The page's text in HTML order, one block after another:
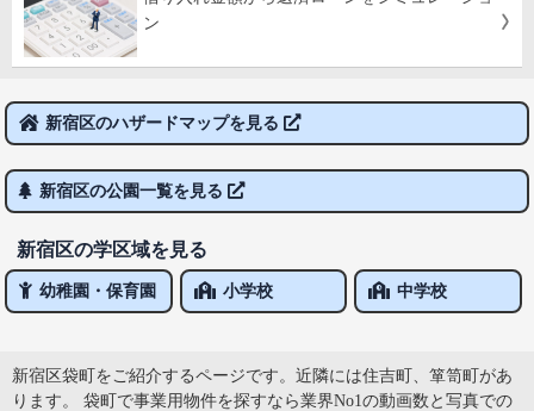
ン
新宿区のハザードマップを見る
新宿区の公園一覧を見る
新宿区の学区域を見る
幼稚園・保育園 小学校 中学校
新宿区袋町をご紹介するページです。近隣には住吉町、箪笥町があ
ります。 袋町で事業用物件を探すなら業界No1の動画数と写真での